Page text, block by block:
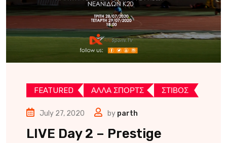
FEATURED ΑΛΛΑ ΣΠΟΡΤΣ ΣΤΙΒΟΣ
July 27, 2020 by parth
LIVE Day 2 – Prestige